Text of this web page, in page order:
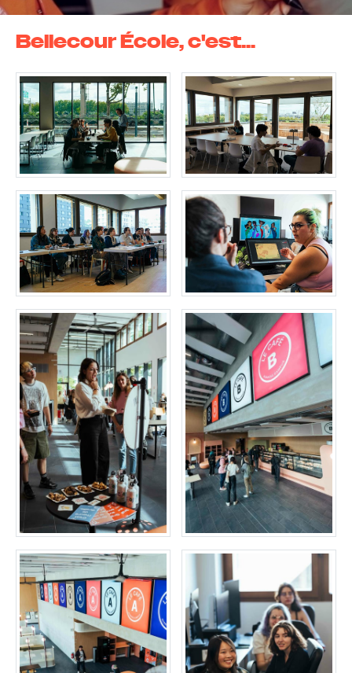
Bellecour École, c'est...